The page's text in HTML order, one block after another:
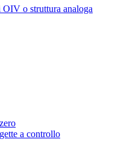
OIV o struttura analoga
a controllo